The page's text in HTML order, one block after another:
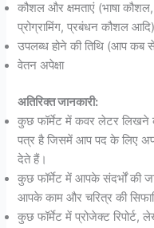
कौशल और क्षमताएं (भाषा
प्रोग्रामिंग, प्रबंधन कौशल आदि)
उपलब्ध होने की तिथि (आप
वेतन अपेक्षा
अतिरिक्त जानकारी:
कुछ फॉर्मेट में कवर लेटर लिखने
पत्र है जिसमें आप पद के लिए
देते हैं।
कुछ फॉर्मेट में आपके संदर्भों की
आपके काम और चरित्र की
कुछ फॉर्मेट में प्रोजेक्ट